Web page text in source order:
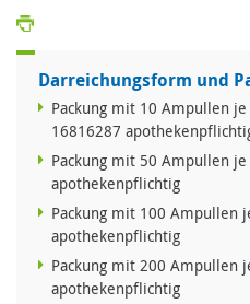
Darreichungsform und
Packung mit 10 Ampullen
16816287
Packung mit 50 Ampullen
apothekenpflichtig
Packung mit 100 Ampullen
apothekenpflichtig
Packung mit 200 Ampullen
apothekenpflichtig